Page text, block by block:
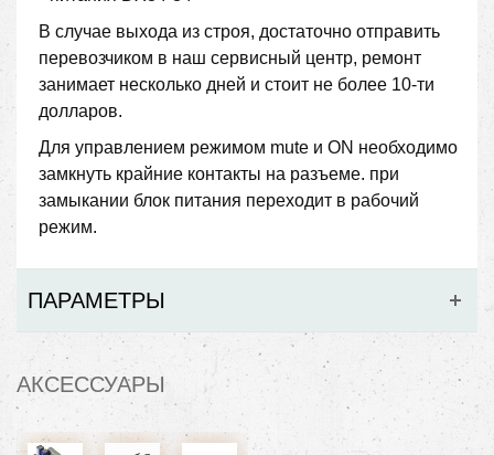
В случае выхода из строя, достаточно отправить
перевозчиком в наш сервисный центр, ремонт
занимает несколько дней и стоит не более 10-ти
долларов.
Для управлением режимом mute и ON необходимо
замкнуть крайние контакты на разъеме. при
замыкании блок питания переходит в рабочий
режим.
ПАРАМЕТРЫ
АКСЕССУАРЫ